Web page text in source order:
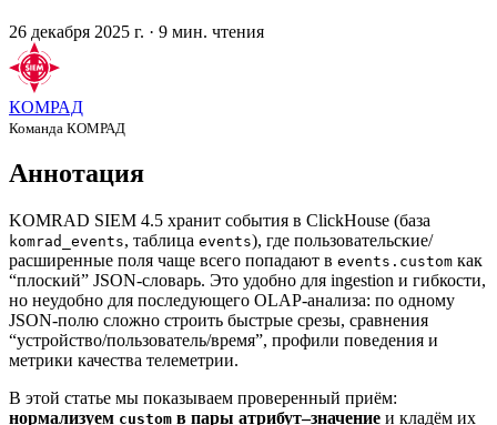
26 декабря 2025 г. · 9 мин. чтения
КОМРАД
Команда КОМРАД
Аннотация
KOMRAD SIEM 4.5 хранит события в ClickHouse (база
komrad_events, таблица events), где пользовательские/
расширенные поля чаще всего попадают в events.custom как
“плоский” JSON‑словарь. Это удобно для ingestion и гибкости,
но неудобно для последующего OLAP‑анализа: по одному
JSON‑полю сложно строить быстрые срезы, сравнения
“устройство/пользователь/время”, профили поведения и
метрики качества телеметрии.
В этой статье мы показываем проверенный приём:
нормализуем custom в пары атрибут–значение и кладём их